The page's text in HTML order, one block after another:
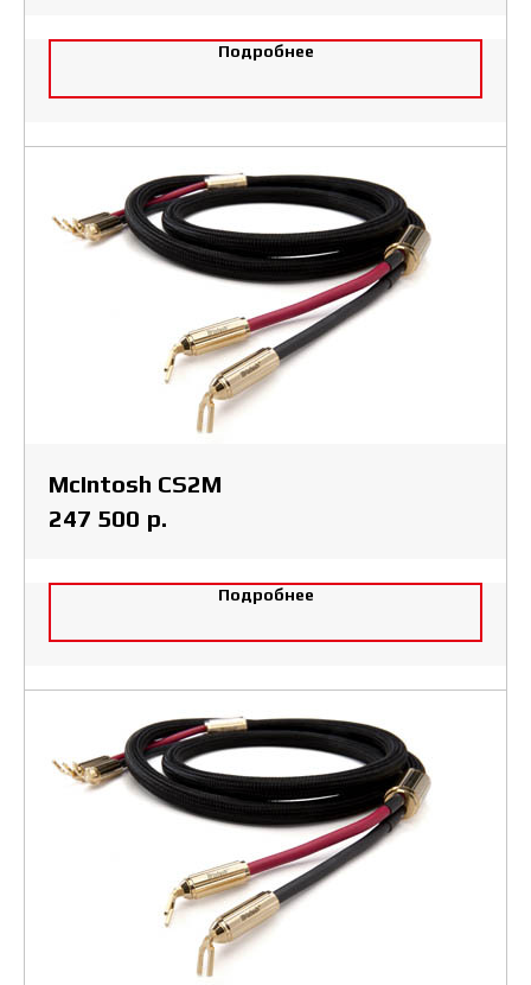
Подробнее
McIntosh CS2M
247 500 р.
Подробнее